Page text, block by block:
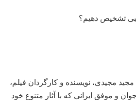
تشخیص دهیم؟
مجیدی، نویسنده و کارگردان فیلم،
و موفق ایرانی که با آثار متنوع خود